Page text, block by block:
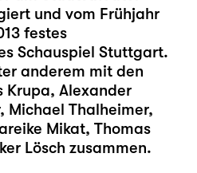
und vom Frühjahr
festes
Schauspiel Stuttgart.
anderem mit den
Krupa, Alexander
Michael Thalheimer,
Mikat, Thomas
Lösch zusammen.